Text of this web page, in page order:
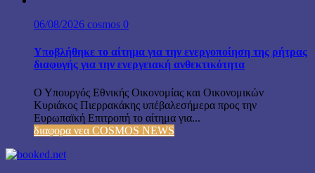
06/08/2026 cosmos 0
Υποβλήθηκε το αίτημα για την ενεργοποίηση της ρήτρας
διαφυγής για την ενεργειακή ανθεκτικότητα
Ο Υπουργός Εθνικής Οικονομίας και Οικονομικών
Κυριάκος Πιερρακάκης υπέβαλεσήμερα προς την
Ευρωπαϊκή Επιτροπή το αίτημα για...
διαφορα νεα COSMOS NEWS